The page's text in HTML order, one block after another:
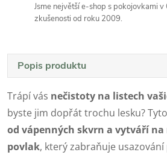
Jsme největší e-shop s pokojovkami
zkušenosti od roku 2009.
Popis produktu
Trápí vás nečistoty na listech
byste jim dopřát trochu lesku?
od vápenných skvrn a vytváří
povlak, který zabraňuje